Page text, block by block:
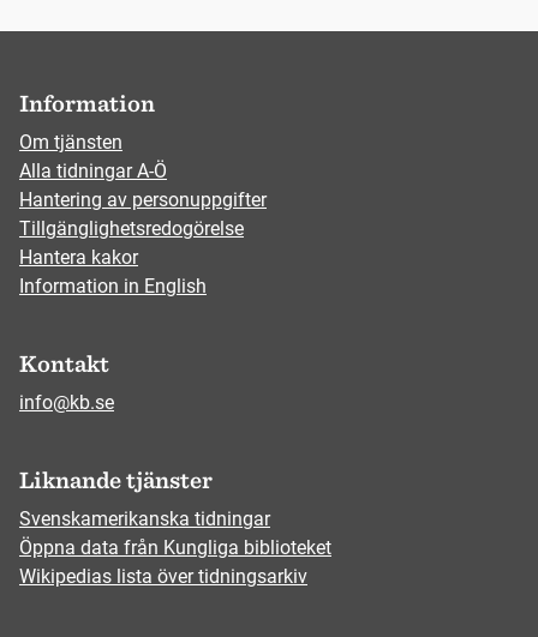
Information
Om tjänsten
Alla tidningar A-Ö
Hantering av personuppgifter
Tillgänglighetsredogörelse
Hantera kakor
Information in English
Kontakt
info@kb.se
Liknande tjänster
Svenskamerikanska tidningar
Öppna data från Kungliga biblioteket
Wikipedias lista över tidningsarkiv